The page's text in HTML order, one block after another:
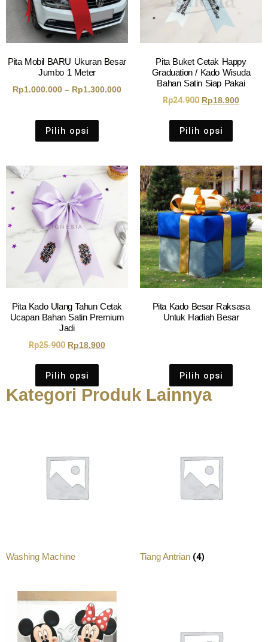
Pita Mobil BARU Ukuran Besar
Jumbo 1 Meter
Rp1.000.000 – Rp1.300.000
Pilih opsi
Pita Buket Cetak Happy
Graduation / Kado Wisuda
Bahan Satin Siap Pakai
Rp24.900 Rp18.900
Pilih opsi
Pita Kado Ulang Tahun Cetak
Ucapan Bahan Satin Premium
Jadi
Rp25.900 Rp18.900
Pilih opsi
Pita Kado Besar Raksasa
Untuk Hadiah Besar
Pilih opsi
Kategori Produk Lainnya
Washing Machine Tiang Antrian (4)